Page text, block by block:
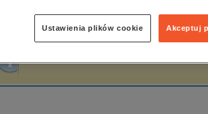
popularno-naukowe
historia
Akceptuj
Ustawienia plików cookie